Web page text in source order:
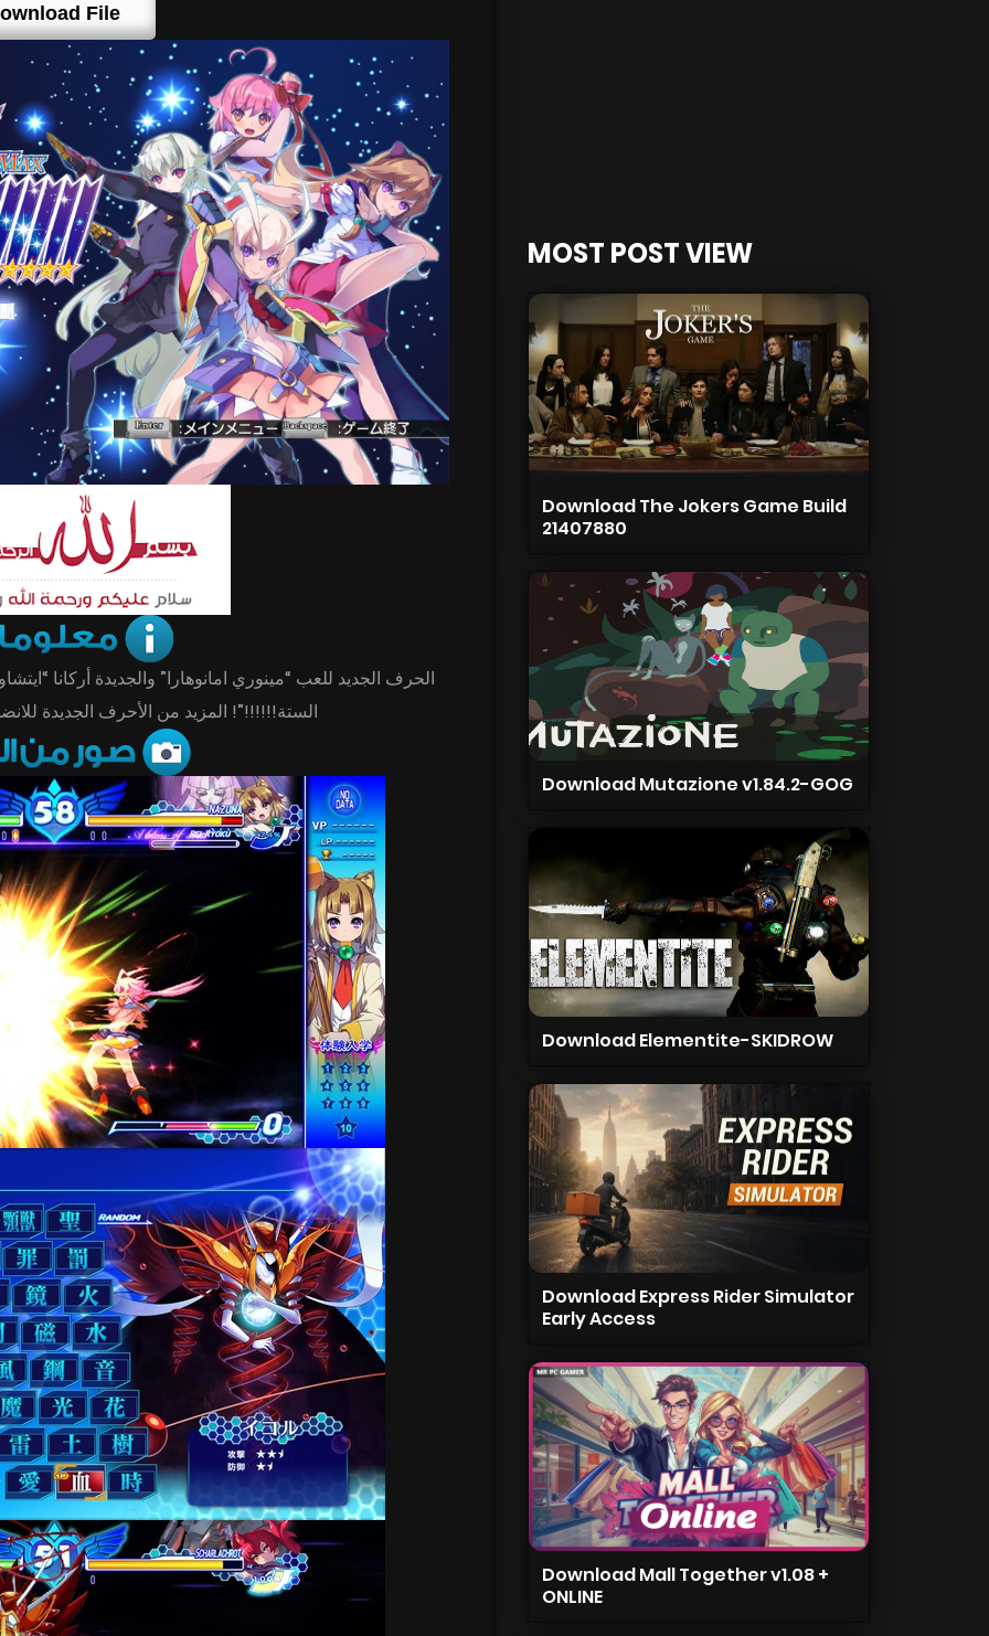
File
الستة!!!!!!”! المزيد من الأحرف الجديدة
MOST POST VIEW
Download The Jokers Game Build
21407880
Download Mutazione v1.84.2-GOG
Download Elementite-SKIDROW
Download Express Rider Simulator
Early Access
Download Mall Together v1.08 +
ONLINE